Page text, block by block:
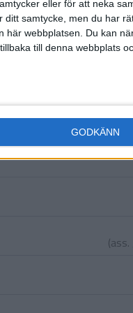
eller för att neka
samtycke, men du har
här webbplatsen. Du kan
till denna webbplats
GODKÄNN(ut.
(ass.